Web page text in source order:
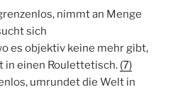
nimmt an Menge
sich
es objektiv keine mehr gibt,
in einen Roulettetisch. (7)
umrundet die Welt in